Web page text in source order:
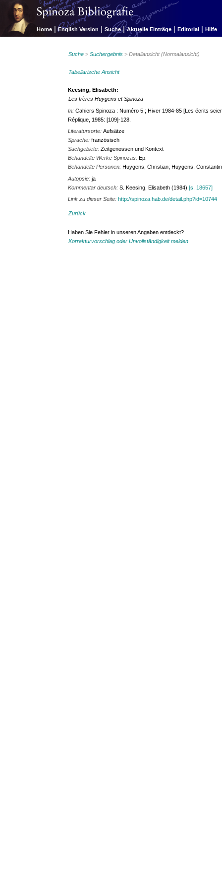
Home | English Version | Suche | Aktuelle Einträge | Editorial | Hilfe
Suche >Suchergebnis > Detailansicht (Normalansicht)
Tabellarische Ansicht
Keesing, Elisabeth:
Les frères Huygens et Spinoza
In:Cahiers Spinoza : Numéro 5 ; Hiver 1984-85 [Les écrits
Réplique, 1985: [109]-128.
Literatursorte:Aufsätze
Sprache:französisch
Sachgebiete:Zeitgenossen und Kontext
Behandelte Werke Spinozas:Ep.
Behandelte Personen:Huygens, Christian; Huygens, Constantin
Autopsie:ja
Kommentar deutsch:S. Keesing, Elisabeth (1984)[s. 18657]
Link zu dieser Seite:http://spinoza.hab.de/detail.php?id=10744
Zurück
Haben Sie Fehler in unseren Angaben entdeckt?
Korrekturvorschlag oder Unvollständigkeit melden